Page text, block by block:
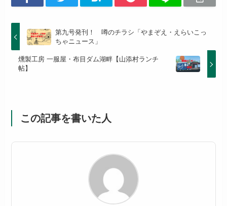
第九号発刊！ 噂のチラシ「やまぞえ・えらいこっ
ちゃニュース」
燻製工房 一服屋・布目ダム湖畔【山添村ランチ
帖】
この記事を書いた人